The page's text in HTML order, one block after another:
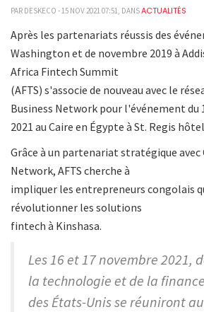
PAR DESKECO - 15 NOV 2021 07:51, DANSACTUALITÉS
Après les partenariats réussis des
Washington et de novembre 2019 à
Africa Fintech Summit
(AFTS) s'associe de nouveau avec le
Business Network pour l'événement du
2021 au Caire en Égypte à St. Regis
Grâce à un partenariat stratégique avec
Network, AFTS cherche à
impliquer les entrepreneurs congolais
révolutionner les solutions
fintech à Kinshasa.
Les 16 et 17 novembre 2021,
la technologie et de la
des États-Unis se réuniront